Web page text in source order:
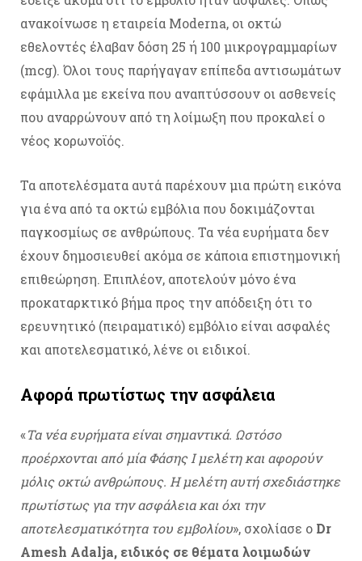
ανακοίνωσε η εταιρεία Moderna, οι οκτώ
εθελοντές έλαβαν δόση 25 ή 100 μικρογραμμαρίων
(mcg). Όλοι τους παρήγαγαν επίπεδα αντισωμάτων
εφάμιλλα με εκείνα που αναπτύσσουν οι ασθενείς
που αναρρώνουν από τη λοίμωξη που προκαλεί ο
νέος κορωνοϊός.
Τα αποτελέσματα αυτά παρέχουν μια πρώτη εικόνα
για ένα από τα οκτώ εμβόλια που δοκιμάζονται
παγκοσμίως σε ανθρώπους. Τα νέα ευρήματα δεν
έχουν δημοσιευθεί ακόμα σε κάποια επιστημονική
επιθεώρηση. Επιπλέον, αποτελούν μόνο ένα
προκαταρκτικό βήμα προς την απόδειξη ότι το
ερευνητικό (πειραματικό) εμβόλιο είναι ασφαλές
και αποτελεσματικό, λένε οι ειδικοί.
Αφορά πρωτίστως την ασφάλεια
«Τα νέα ευρήματα είναι σημαντικά. Ωστόσο
προέρχονται από μία Φάσης Ι μελέτη και αφορούν
μόλις οκτώ ανθρώπους. Η μελέτη αυτή σχεδιάστηκε
πρωτίστως για την ασφάλεια και όχι την
αποτελεσματικότητα του εμβολίου», σχολίασε ο Dr
Amesh Adalja, ειδικός σε θέματα λοιμωδών